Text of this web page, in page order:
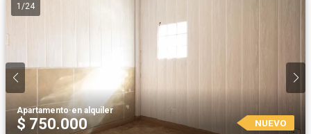
1 /24
Apartamento·en alquiler
$ 750.000 NUEVO